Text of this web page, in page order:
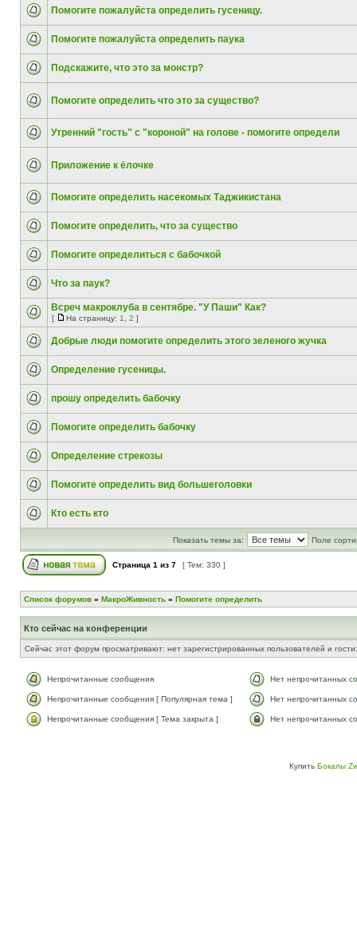
Помогите пожалуйста определить гусеницу.
Помогите пожалуйста определить паука
Подскажите, что это за монстр?
Помогите определить что это за существо?
Утренний "гость" с "короной" на голове - помогите определи
Приложение к ёлочке
Помогите определить насекомых Таджикистана
Помогите определить, что за существо
Помогите определиться с бабочкой
Что за паук?
Всреч макроклуба в сентябре. "У Паши" Как?
[ На страницу: 1 2 ]
Добрые люди помогите определить этого зеленого жучка
Определение гусеницы.
прошу определить бабочку
Помогите определить бабочку
Определение стрекозы
Помогите определить вид большеголовки
Кто есть кто
Показать темы за: Поле
Страница 1 из 7 [ Тем: 330 ]
Список форумов » МакроЖивность » Помогите определить
Кто сейчас на конференции
Сейчас этот форум просматривают: нет зарегистрированных пользователей и
Непрочитанные сообщения Нет непрочитанных
Непрочитанные сообщения [ Популярная тема ] Нет непрочитанных
Непрочитанные сообщения [ Тема закрыта ] Нет непрочитанных
Купить Бокалы